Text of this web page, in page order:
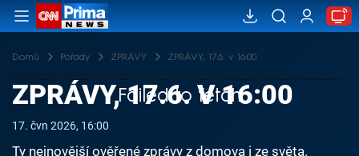
Domů Pořady ZPRÁVY ZPRÁVY, 17.6. v 16:00
Failed to fetch
ZPRÁVY, 17.6. V 16:00
17. čvn 2026, 16:00
Ty nejnovější ověřené zprávy z domova i ze světa.